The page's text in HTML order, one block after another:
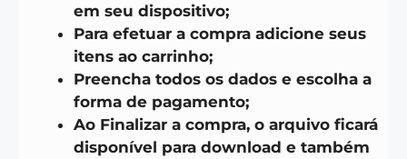
em seu dispositivo;
Para efetuar a compra adicione seus
itens ao carrinho;
Preencha todos os dados e escolha a
forma de pagamento;
Ao Finalizar a compra, o arquivo ficará
disponível para download e também